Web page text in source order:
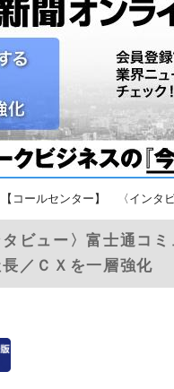
【コールセンター】 〈インタ
ビュー〉富士通コミ
／ＣＸを一層強化